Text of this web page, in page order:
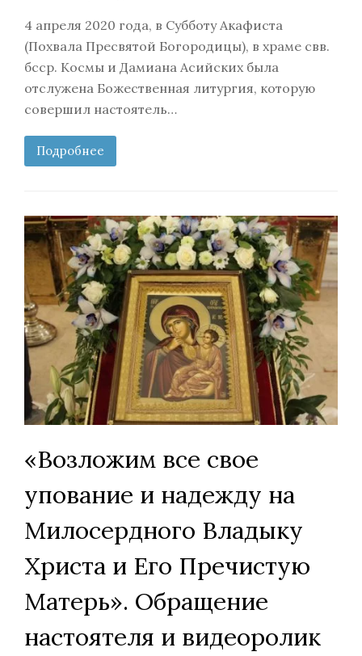
4 апреля 2020 года, в Субботу Акафиста
(Похвала Пресвятой Богородицы), в храме свв.
бсср. Космы и Дамиана Асийских была
отслужена Божественная литургия, которую
совершил настоятель…
Подробнее
«Возложим все свое
упование и надежду на
Милосердного Владыку
Христа и Его Пречистую
Матерь». Обращение
настоятеля и видеоролик